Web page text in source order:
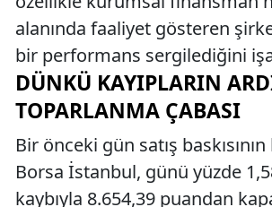
alanında faaliyet gösteren
bir performans sergilediğini
DÜNKÜ KAYIPLARIN
TOPARLANMA ÇABASI
Bir önceki gün satış
Borsa İstanbul, günü yüzde
kaybıyla 8.654,39 puandan